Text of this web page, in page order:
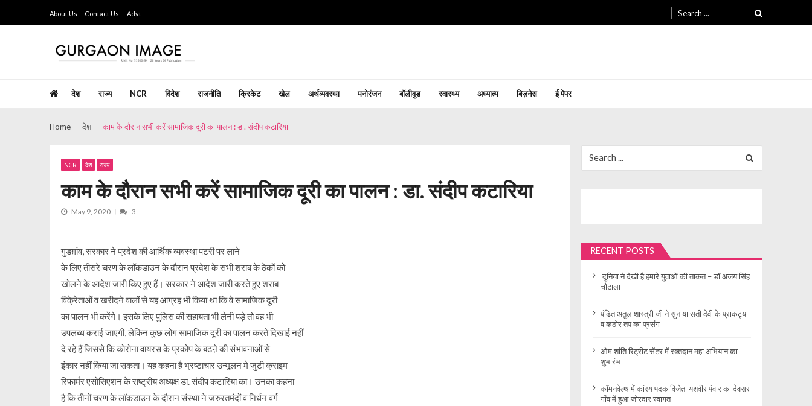
navigation
content
About Us Contact Us Advt
for:
देश राज्य NCR विदेश राजनीति क्रिकेट खेल अर्थव्यवस्था मनोरंजन बॉलीवुड स्वास्थ्य अध्यात्म बिज़नेस ई पेपर
Home देश काम के दौरान सभी करें सामाजिक दूरी का पालन : डा. संदीप कटारिया
NCR देश राज्य
काम के दौरान सभी करें सामाजिक दूरी का पालन : डा. संदीप कटारिया
May 9, 2020 3
गुडग़ांव, सरकार ने प्रदेश की आर्थिक व्यवस्था पटरी पर लाने
के लिए तीसरे चरण के लॉकडाउन के दौरान प्रदेश के सभी शराब के ठेकों को
खोलने के आदेश जारी किए हुए हैं। सरकार ने आदेश जारी करते हुए शराब
विके्रेताओं व खरीदने वालों से यह आग्रह भी किया था कि वे सामाजिक दूरी
का पालन भी करेंगे। इसके लिए पुलिस की सहायता भी लेनी पड़े तो वह भी
उपलब्ध कराई जाएगी, लेकिन कुछ लोग सामाजिक दूरी का पालन करते दिखाई नहीं
दे रहे हैं जिससे कि कोरोना वायरस के प्रकोप के बढऩे की संभावनाओं से
इंकार नहीं किया जा सकता। यह कहना है भ्रष्टाचार उन्मूलन मे जुटी क्राइम
रिफार्मर एसोसिएशन के राष्ट्रीय अध्यक्ष डा. संदीप कटारिया का। उनका कहना
है कि तीनों चरण के लॉकडाउन के दौरान संस्था ने जरुरतमंदों व निर्धन वर्ग
for:
RECENT POSTS
दुनिया ने देखी है हमारे युवाओं की ताकत – डॉ अजय सिंह
चौटाला
पंडित अतुल शास्त्री जी ने सुनाया सती देवी के प्राकट्य
व कठोर तप का प्रसंग
ओम शांति रिट्रीट सेंटर में रक्तदान महा अभियान का
शुभारंभ
कॉमनवेल्थ में कांस्य पदक विजेता यशवीर पंवार का देवसर
गाँव में हुआ जोरदार स्वागत